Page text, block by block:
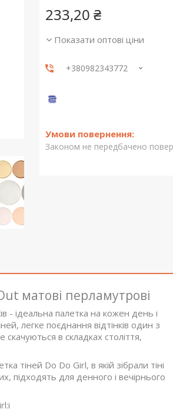
233,20 ₴
Показати оптові ціни
+380982343772
Законом не передбачено
матові перламутрові
- ідеальна палетка на кожен день і
легке поєднання відтінків один з
скачуються в складках століття,
тіней Do Do Girl, в якій зібрали тіні
підходять для денного і вечірнього